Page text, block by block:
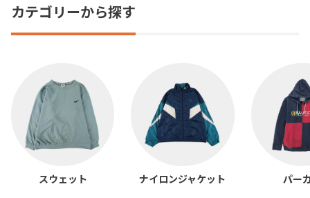
カテゴリーから探す
スウェット ナイロンジャケット パー